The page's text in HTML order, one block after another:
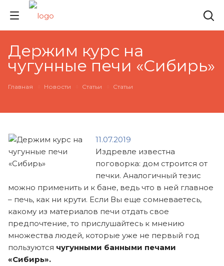
Держим курс на
чугунные печи «Сибирь»
Главная Новости Статьи Статьи
11.07.2019
Издревле известна
поговорка: дом строится от
печки. Аналогичный тезис
можно применить и к бане, ведь что в ней главное
– печь, как ни крути. Если Вы еще сомневаетесь,
какому из материалов печи отдать свое
предпочтение, то прислушайтесь к мнению
множества людей, которые уже не первый год
пользуются чугунными банными печами
«Сибирь».